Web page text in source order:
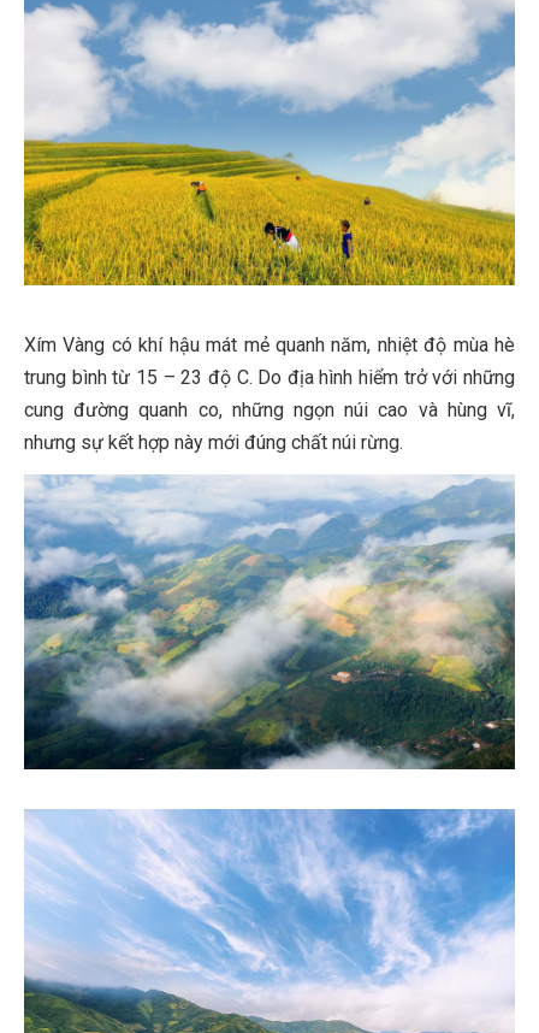
Xím Vàng có khí hậu mát mẻ quanh năm, nhiệt độ mùa hè
trung bình từ 15 – 23 độ C. Do địa hình hiểm trở với những
cung đường quanh co, những ngọn núi cao và hùng vĩ,
nhưng sự kết hợp này mới đúng chất núi rừng.